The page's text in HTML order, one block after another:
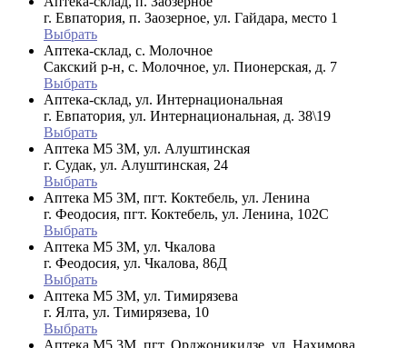
г. Евпатория, п. Заозерное, ул. Гайдара, место 1
Выбрать
Аптека-склад, с. Молочное
Сакский р-н, с. Молочное, ул. Пионерская, д. 7
Выбрать
Аптека-склад, ул. Интернациональная
г. Евпатория, ул. Интернациональная, д. 38\19
Выбрать
Аптека М5 3М, ул. Алуштинская
г. Судак, ул. Алуштинская, 24
Выбрать
Аптека М5 3М, пгт. Коктебель, ул. Ленина
г. Феодосия, пгт. Коктебель, ул. Ленина, 102С
Выбрать
Аптека М5 3М, ул. Чкалова
г. Феодосия, ул. Чкалова, 86Д
Выбрать
Аптека М5 3М, ул. Тимирязева
г. Ялта, ул. Тимирязева, 10
Выбрать
Аптека М5 3М, пгт. Орджоникидзе, ул. Нахимова